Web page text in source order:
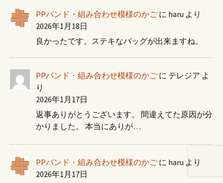
PPバンド・組み合わせ模様のかご に haru より
2026年1月18日
良かったです。ステキなバッグが出来ますね。
PPバンド・組み合わせ模様のかご に テレジア よ
り
2026年1月17日
返事ありがとうございます。 間違えてた原因が分
かりました。 本当にありが…
PPバンド・組み合わせ模様のかご に haru より
2026年1月17日